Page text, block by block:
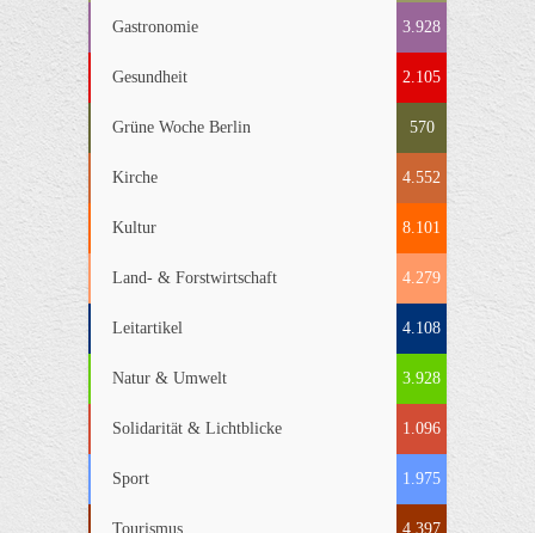
Gastronomie 3.928
Gesundheit 2.105
Grüne Woche Berlin 570
Kirche 4.552
Kultur 8.101
Land- & Forstwirtschaft 4.279
Leitartikel 4.108
Natur & Umwelt 3.928
Solidarität & Lichtblicke 1.096
Sport 1.975
Tourismus 4.397